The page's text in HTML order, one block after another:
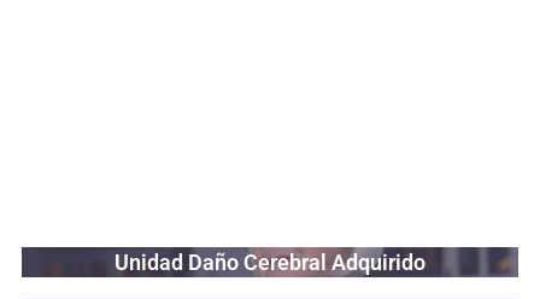
Unidad Daño Cerebral Adquirido